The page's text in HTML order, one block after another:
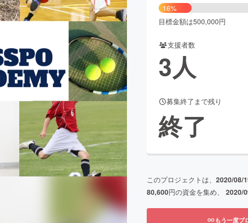
誌出版 アニメ・漫画
ジ ビューティー・ヘルスケア
CAMPFIRE for Social Good
CAMPFIREふるさと納税
コミュニティ
16%
目標金額は500,000円
支援者数
3人
募集終了まで残り
終了
このプロジェクトは、 2020/08/
80,600円の資金を集め、 2020/
もう一度プ